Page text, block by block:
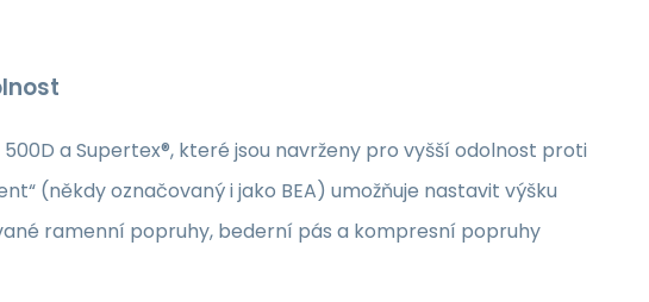
a Supertex®, které jsou navrženy pro vyšší odolnost proti
(někdy označovaný i jako BEA) umožňuje nastavit výšku
ramenní popruhy, bederní pás a kompresní popruhy